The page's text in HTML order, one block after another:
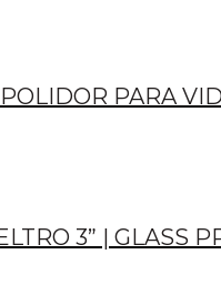
PARA
3” | GLASS